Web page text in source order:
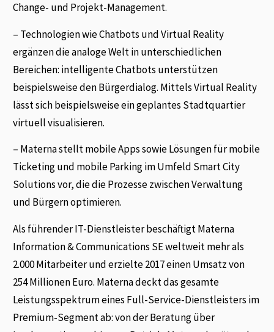
Change- und Projekt-Management.
– Technologien wie Chatbots und Virtual Reality
ergänzen die analoge Welt in unterschiedlichen
Bereichen: intelligente Chatbots unterstützen
beispielsweise den Bürgerdialog. Mittels Virtual Reality
lässt sich beispielsweise ein geplantes Stadtquartier
virtuell visualisieren.
– Materna stellt mobile Apps sowie Lösungen für mobile
Ticketing und mobile Parking im Umfeld Smart City
Solutions vor, die die Prozesse zwischen Verwaltung
und Bürgern optimieren.
Als führender IT-Dienstleister beschäftigt Materna
Information & Communications SE weltweit mehr als
2.000 Mitarbeiter und erzielte 2017 einen Umsatz von
254 Millionen Euro. Materna deckt das gesamte
Leistungsspektrum eines Full-Service-Dienstleisters im
Premium-Segment ab: von der Beratung über